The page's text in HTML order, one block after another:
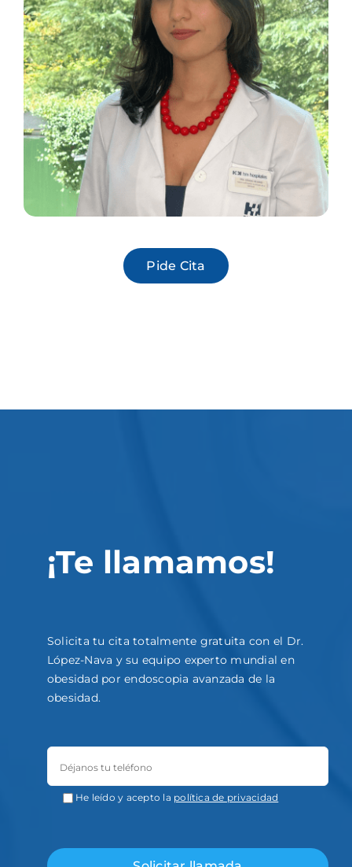
Pide Cita
¡Te llamamos!
Solicita tu cita totalmente gratuita con el Dr.
López-Nava y su equipo experto mundial en
obesidad por endoscopia avanzada de la
obesidad.
He leído y acepto la política de privacidad